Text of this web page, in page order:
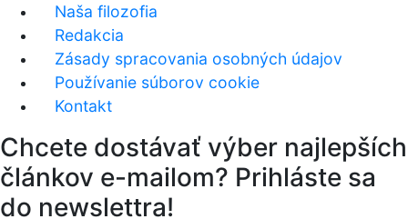
Naša filozofia
Redakcia
Zásady spracovania osobných údajov
Používanie súborov cookie
Kontakt
Chcete dostávať výber najlepších
článkov e-mailom? Prihláste sa
do newslettra!